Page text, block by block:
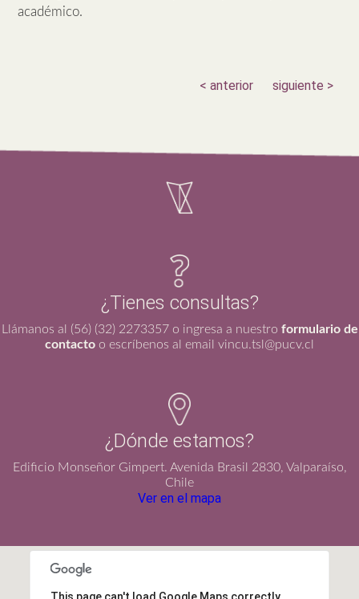
académico.
< anterior siguiente >
¿Tienes consultas?
Llámanos al (56) (32) 2273357 o ingresa a nuestro formulario de
contacto o escríbenos al email vincu.tsl@pucv.cl
¿Dónde estamos?
Edificio Monseñor Gimpert. Avenida Brasil 2830, Valparaíso,
Chile
Ver en el mapa
This page can't load Google Maps correctly.